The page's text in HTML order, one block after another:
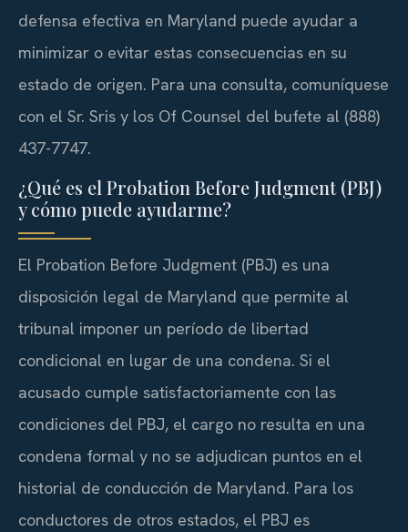
defensa efectiva en Maryland puede ayudar a
minimizar o evitar estas consecuencias en su
estado de origen. Para una consulta, comuníquese
con el Sr. Sris y los Of Counsel del bufete al (888)
437-7747.
¿Qué es el Probation Before Judgment (PBJ)
y cómo puede ayudarme?
El Probation Before Judgment (PBJ) es una
disposición legal de Maryland que permite al
tribunal imponer un período de libertad
condicional en lugar de una condena. Si el
acusado cumple satisfactoriamente con las
condiciones del PBJ, el cargo no resulta en una
condena formal y no se adjudican puntos en el
historial de conducción de Maryland. Para los
conductores de otros estados, el PBJ es